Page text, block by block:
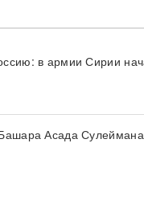
в армии Сирии
Асада Сулеймана